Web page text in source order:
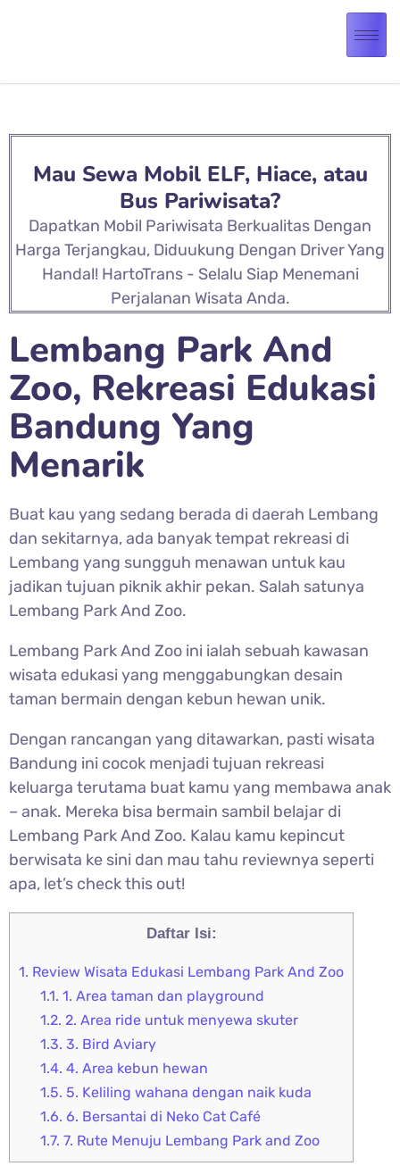
Mau Sewa Mobil ELF, Hiace, atau
Bus Pariwisata?
Dapatkan Mobil Pariwisata Berkualitas Dengan
Harga Terjangkau, Diduukung Dengan Driver Yang
Handal! HartoTrans - Selalu Siap Menemani
Perjalanan Wisata Anda.
Lembang Park And
Zoo, Rekreasi Edukasi
Bandung Yang
Menarik
Buat kau yang sedang berada di daerah Lembang
dan sekitarnya, ada banyak tempat rekreasi di
Lembang yang sungguh menawan untuk kau
jadikan tujuan piknik akhir pekan. Salah satunya
Lembang Park And Zoo.
Lembang Park And Zoo ini ialah sebuah kawasan
wisata edukasi yang menggabungkan desain
taman bermain dengan kebun hewan unik.
Dengan rancangan yang ditawarkan, pasti wisata
Bandung ini cocok menjadi tujuan rekreasi
keluarga terutama buat kamu yang membawa anak
– anak. Mereka bisa bermain sambil belajar di
Lembang Park And Zoo. Kalau kamu kepincut
berwisata ke sini dan mau tahu reviewnya seperti
apa, let’s check this out!
Daftar Isi:
1. Review Wisata Edukasi Lembang Park And Zoo
1.1. 1. Area taman dan playground
1.2. 2. Area ride untuk menyewa skuter
1.3. 3. Bird Aviary
1.4. 4. Area kebun hewan
1.5. 5. Keliling wahana dengan naik kuda
1.6. 6. Bersantai di Neko Cat Café
1.7. 7. Rute Menuju Lembang Park and Zoo